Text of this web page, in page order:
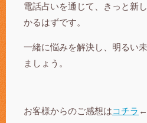
電話占いを通じて、きっと新
かるはずです。
一緒に悩みを解決し、明るい
ましょう。
お客様からのご感想はコチラ